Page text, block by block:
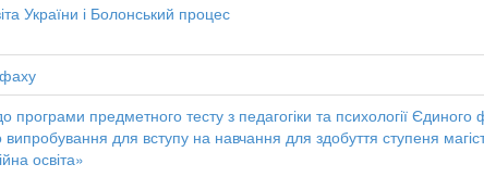
України і Болонський процес
програми предметного тесту з педагогіки та психології Єдиного
випробування для вступу на навчання для здобуття ступеня
освіта»